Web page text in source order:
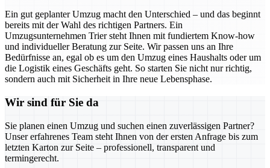
Ein gut geplanter Umzug macht den Unterschied – und das beginnt
bereits mit der Wahl des richtigen Partners. Ein
Umzugsunternehmen Trier steht Ihnen mit fundiertem Know-how
und individueller Beratung zur Seite. Wir passen uns an Ihre
Bedürfnisse an, egal ob es um den Umzug eines Haushalts oder um
die Logistik eines Geschäfts geht. So starten Sie nicht nur richtig,
sondern auch mit Sicherheit in Ihre neue Lebensphase.
Wir sind für Sie da
Sie planen einen Umzug und suchen einen zuverlässigen Partner?
Unser erfahrenes Team steht Ihnen von der ersten Anfrage bis zum
letzten Karton zur Seite – professionell, transparent und
termingerecht.